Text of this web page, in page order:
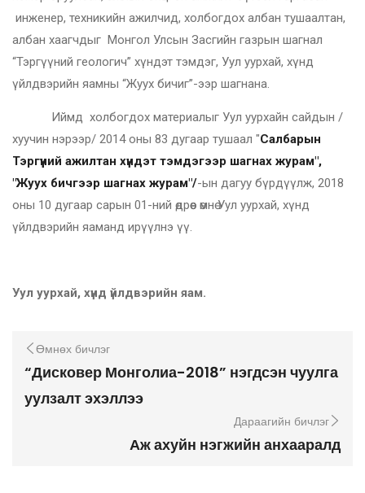
инженер, техникийн ажилчид, холбогдох албан тушаалтан,
албан хаагчдыг Монгол Улсын Засгийн газрын шагнал
“Тэргүүний геологич” хүндэт тэмдэг, Уул уурхай, хүнд
үйлдвэрийн яамны “Жуух бичиг”-ээр шагнана.
Иймд холбогдох материалыг Уул уурхайн сайдын /
хуучин нэрээр/ 2014 оны 83 дугаар тушаал "Салбарын
Тэргүүний ажилтан хүндэт тэмдэгээр шагнах журам",
"Жуух бичгээр шагнах журам"/-ын дагуу бүрдүүлж, 2018
оны 10 дугаар сарын 01-ний өдрөөс өмнө Уул уурхай, хүнд
үйлдвэрийн яаманд ирүүлнэ үү.
Уул уурхай, хүнд үйлдвэрийн яам.
Өмнөх бичлэг
“Дисковер Монголиа-2018” нэгдсэн чуулга
уулзалт эхэллээ
Дараагийн бичлэг
Аж ахуйн нэгжийн анхааралд